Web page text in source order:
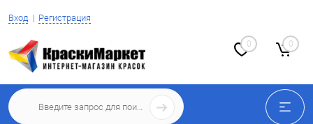
Вход Регистрация
0 0